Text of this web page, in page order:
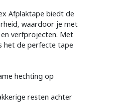
Afplaktape biedt de
waardoor je met
verfprojecten. Met
het de perfecte tape
hechting op
resten achter